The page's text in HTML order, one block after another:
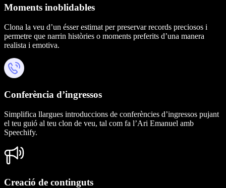
Moments inoblidables
Clona la veu d’un ésser estimat per preservar records preciosos i
permetre que narrin històries o moments preferits d’una manera
realista i emotiva.
Conferència d’ingressos
Simplifica llargues introduccions de conferències d’ingressos pujant
el teu guió al teu clon de veu, tal com fa l’Ari Emanuel amb
Speechify.
Creació de continguts